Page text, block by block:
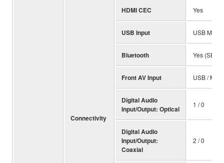
Connectivity
HDMI CEC Yes
USB Input USB
Bluetooth Yes (SBC)
Front AV Input USB / Mini
Digital Audio
Input/Output: Optical
1 / 0
Digital Audio
Input/Output:
Coaxial
2 / 0